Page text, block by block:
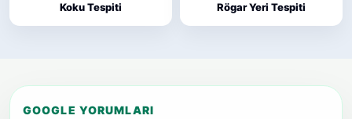
Koku Tespiti Rögar Yeri Tespiti
GOOGLE YORUMLARI